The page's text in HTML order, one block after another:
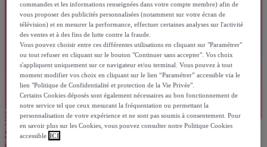
commandes et les informations renseignées dans votre compte membre) afin de
vous proposer des publicités personnalisées (notamment sur votre écran de
télévision) et en mesurer la performance, effectuer certaines analyses sur l'activité
des ventes et à des fins de lutte contre la fraude.
Vous pouvez choisir entre ces différentes utilisations en cliquant sur "Paramétrer"
ou tout refuser en cliquant sur le bouton "Continuer sans accepter". Vos choix
s'appliquent uniquement sur ce navigateur et/ou terminal. Vous pouvez à tout
moment modifier vos choix en cliquant sur le lien “Paramétrer” accessible via le
lien "Politique de Confidentialité et protection de la Vie Privée".
Certains Cookies déposés sont également nécessaires au bon fonctionnement de
notre service tel que ceux mesurant la fréquentation ou permettant la
personnalisation de votre expérience et ne sont pas soumis à consentement. Pour
en savoir plus sur les Cookies, vous pouvez consulter notre Politique Cookies
accessible ICI